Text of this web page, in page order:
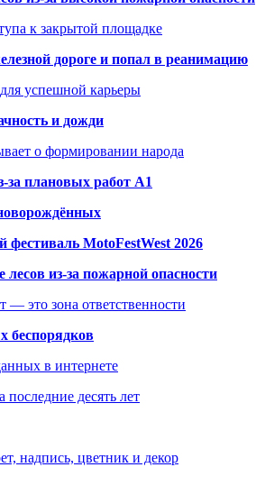
к закрытой площадке
дороге и попал в реанимацию
успешной карьеры
и дожди
о формировании народа
плановых работ A1
MotoFestWest 2026
из-за пожарной опасности
— это зона ответственности
беспорядков
в интернете
десять лет
надпись, цветник и декор